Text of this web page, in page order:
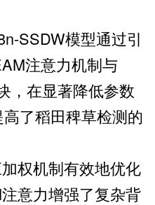
SSDW模型通过引
注意力机制与
，在显著降低参数
了稻田稗草检测的
机制有效地优化
意力增强了复杂背